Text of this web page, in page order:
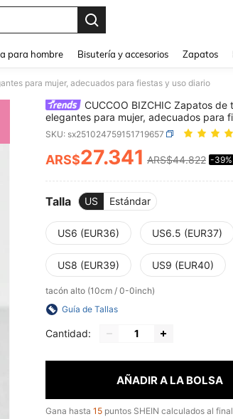
para hombre Bisutería y accesorios Zapatos
para mujer, adecuados para fiestas y uso diario
CUCCOO BIZCHIC Zapatos de
elegantes para mujer, adecuados para
diario
SKU: sx251024759151719657
PRICE AND
ARS$27.341 ARS$44.822 -39%
Talla US Estándar
US6 (EUR36) US6.5 (EUR37)
US8 (EUR39) US9 (EUR40)
tacón alto (10cm / 0-0inch)
Guía de Tallas
Cantidad:
AÑADIR A LA BOLSA
Gana hasta 15 puntos SHEIN calculados al